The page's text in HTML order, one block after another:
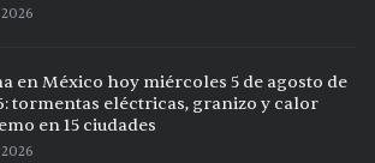
en México hoy miércoles 5 de agosto de
tormentas eléctricas, granizo y calor
en 15 ciudades